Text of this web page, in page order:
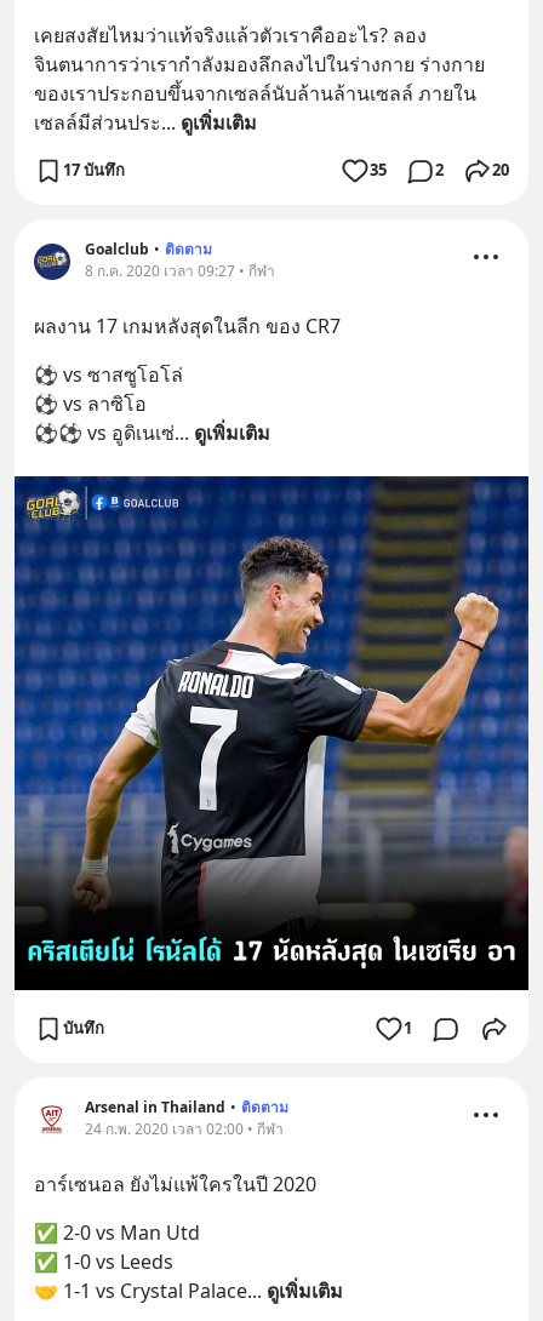
เคยสงสัยไหมว่าแท้จริงแล้วตัวเราคืออะไร? ลอง
จินตนาการว่าเรากำลังมองลึกลงไปในร่างกาย ร่างกาย
ของเราประกอบขึ้นจากเซลล์นับล้านล้านเซลล์ ภายใน
เซลล์มีส่วนประ... ดูเพิ่มเติม
17 บันทึก 35 2 20
Goalclub • ติดตาม
8 ก.ค. 2020 เวลา 09:27 • กีฬา
ผลงาน 17 เกมหลังสุดในลีก ของ CR7
⚽ vs ซาสซูโอโล่
⚽ vs ลาซิโอ
⚽⚽ vs อูดิเนเซ่... ดูเพิ่มเติม
บันทึก 1
Arsenal in Thailand • ติดตาม
24 ก.พ. 2020 เวลา 02:00 • กีฬา
อาร์เซนอล ยังไม่แพ้ใครในปี 2020
✅ 2-0 vs Man Utd
✅ 1-0 vs Leeds
🤝 1-1 vs Crystal Palace... ดูเพิ่มเติม